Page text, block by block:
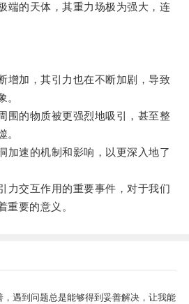
的天体，其重力场极为强大，连
加，其引力也在不断加剧，导致
。
的物质被更强烈地吸引，甚至整
。
速的机制和影响，以更深入地了
交互作用的重要事件，对于我们
重要的意义。
遇到问题总是能够得到妥善解决，让我能